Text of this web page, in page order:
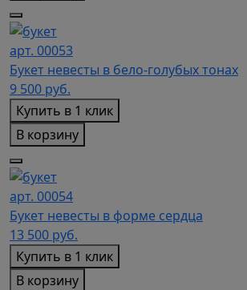
арт. 00053
Букет невесты в бело-голубых тонах
9 500 руб.
Купить в 1 клик
В корзину
арт. 00054
Букет невесты в форме сердца
13 500 руб.
Купить в 1 клик
В корзину